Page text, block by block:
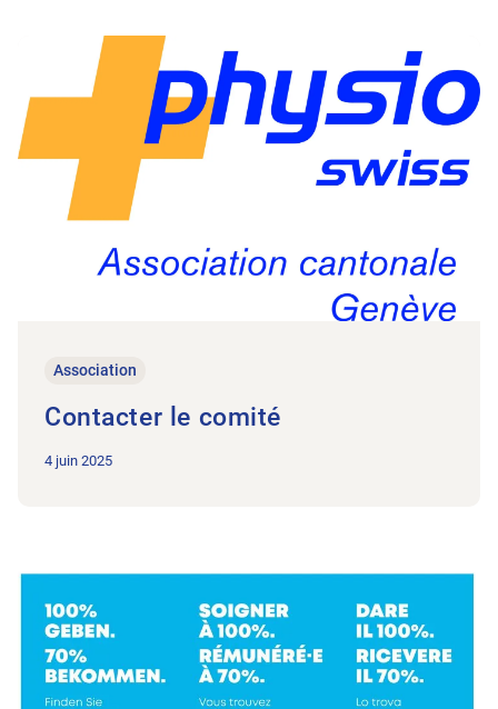
Association
Contacter le comité
4 juin 2025
Vers l’article Contacter le comité